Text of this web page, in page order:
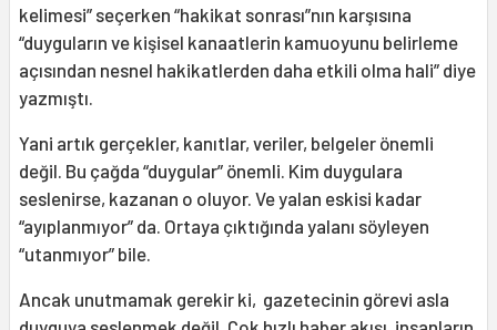
kelimesi” seçerken “hakikat sonrası”nın karşısına
“duyguların ve kişisel kanaatlerin kamuoyunu belirleme
açısından nesnel hakikatlerden daha etkili olma hali” diye
yazmıştı.
Yani artık gerçekler, kanıtlar, veriler, belgeler önemli
değil. Bu çağda “duygular” önemli. Kim duygulara
seslenirse, kazanan o oluyor. Ve yalan eskisi kadar
“ayıplanmıyor” da. Ortaya çıktığında yalanı söyleyen
“utanmıyor” bile.
Ancak unutmamak gerekir ki, gazetecinin görevi asla